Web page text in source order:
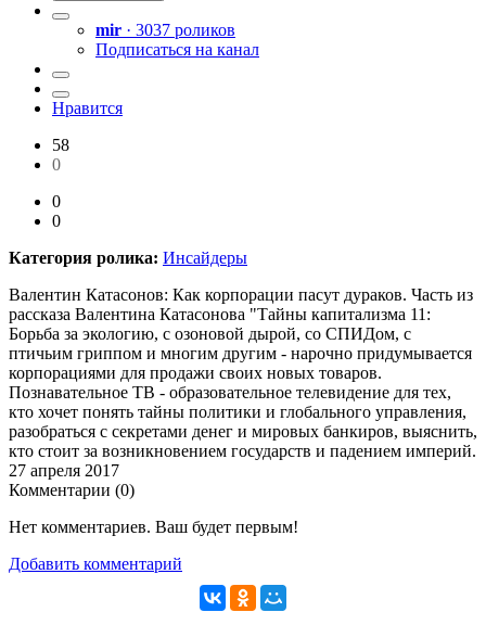
mir · 3037 роликов
Подписаться на канал
Нравится
58
0
0
0
Категория ролика: Инсайдеры
Валентин Катасонов: Как корпорации пасут дураков. Часть из
рассказа Валентина Катасонова "Тайны капитализма 11:
Борьба за экологию, с озоновой дырой, со СПИДом, с
птичьим гриппом и многим другим - нарочно придумывается
корпорациями для продажи своих новых товаров.
Познавательное ТВ - образовательное телевидение для тех,
кто хочет понять тайны политики и глобального управления,
разобраться с секретами денег и мировых банкиров, выяснить,
кто стоит за возникновением государств и падением империй.
27 апреля 2017
Комментарии (0)
Нет комментариев. Ваш будет первым!
Добавить комментарий